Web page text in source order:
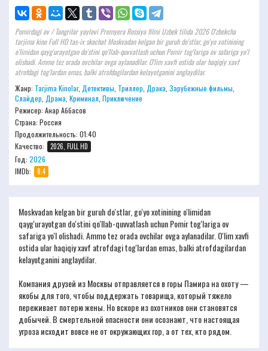
Pomirdagi ov / Tangrilar yaylovi Premyera Rossiya filmi Uzbek tilida 2026 O'zbekcha
tarjima kino Full HD tas-ix skachat Moskvadan kelgan bir guruh do'stlar, go'yo xotinining
o'limidan qayg'urayotgan do'stini qo'llab-quvvatlash uchun Pomir tog'lariga ov safariga yo'l
olishadi. Ammo tez orada ovchilar ovga aylanadilar. O'lim xavfi ostida ular haqiqiy xavf
atrofdagi tog'lardan emas, balki atrofdagilardan kelayotganini anglaydilar.
Жанр: Tarjima Kinolar, Детективы Триллер Драка Зарубежные фильмы
Слайдер Драма Криминал Приключение
Режисер: Анар Аббасов
Страна: Россия
Продолжительность: 01:40
Качество:
2026, FULL HD
Год: 2026
IMDb:
8.4
Moskvadan kelgan bir guruh do'stlar, go'yo xotinining o'limidan
qayg'urayotgan do'stini qo'llab-quvvatlash uchun Pomir tog'lariga ov
safariga yo'l olishadi. Ammo tez orada ovchilar ovga aylanadilar. O'lim xavfi
ostida ular haqiqiy xavf atrofdagi tog'lardan emas, balki atrofdagilardan
kelayotganini anglaydilar.
Компания друзей из Москвы отправляется в горы Памира на охоту —
якобы для того, чтобы поддержать товарища, который тяжело
переживает потерю жены. Но вскоре из охотников они становятся
добычей. В смертельной опасности они осознают, что настоящая
угроза исходит вовсе не от окружающих гор, а от тех, кто рядом.